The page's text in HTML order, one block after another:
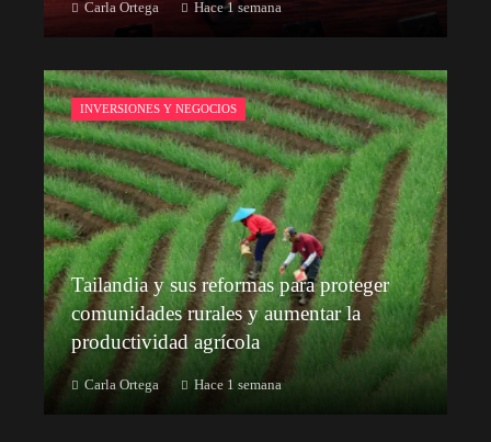
Carla Ortega Hace 1 semana
INVERSIONES Y NEGOCIOS
Tailandia y sus reformas para proteger
comunidades rurales y aumentar la
productividad agrícola
Carla Ortega Hace 1 semana